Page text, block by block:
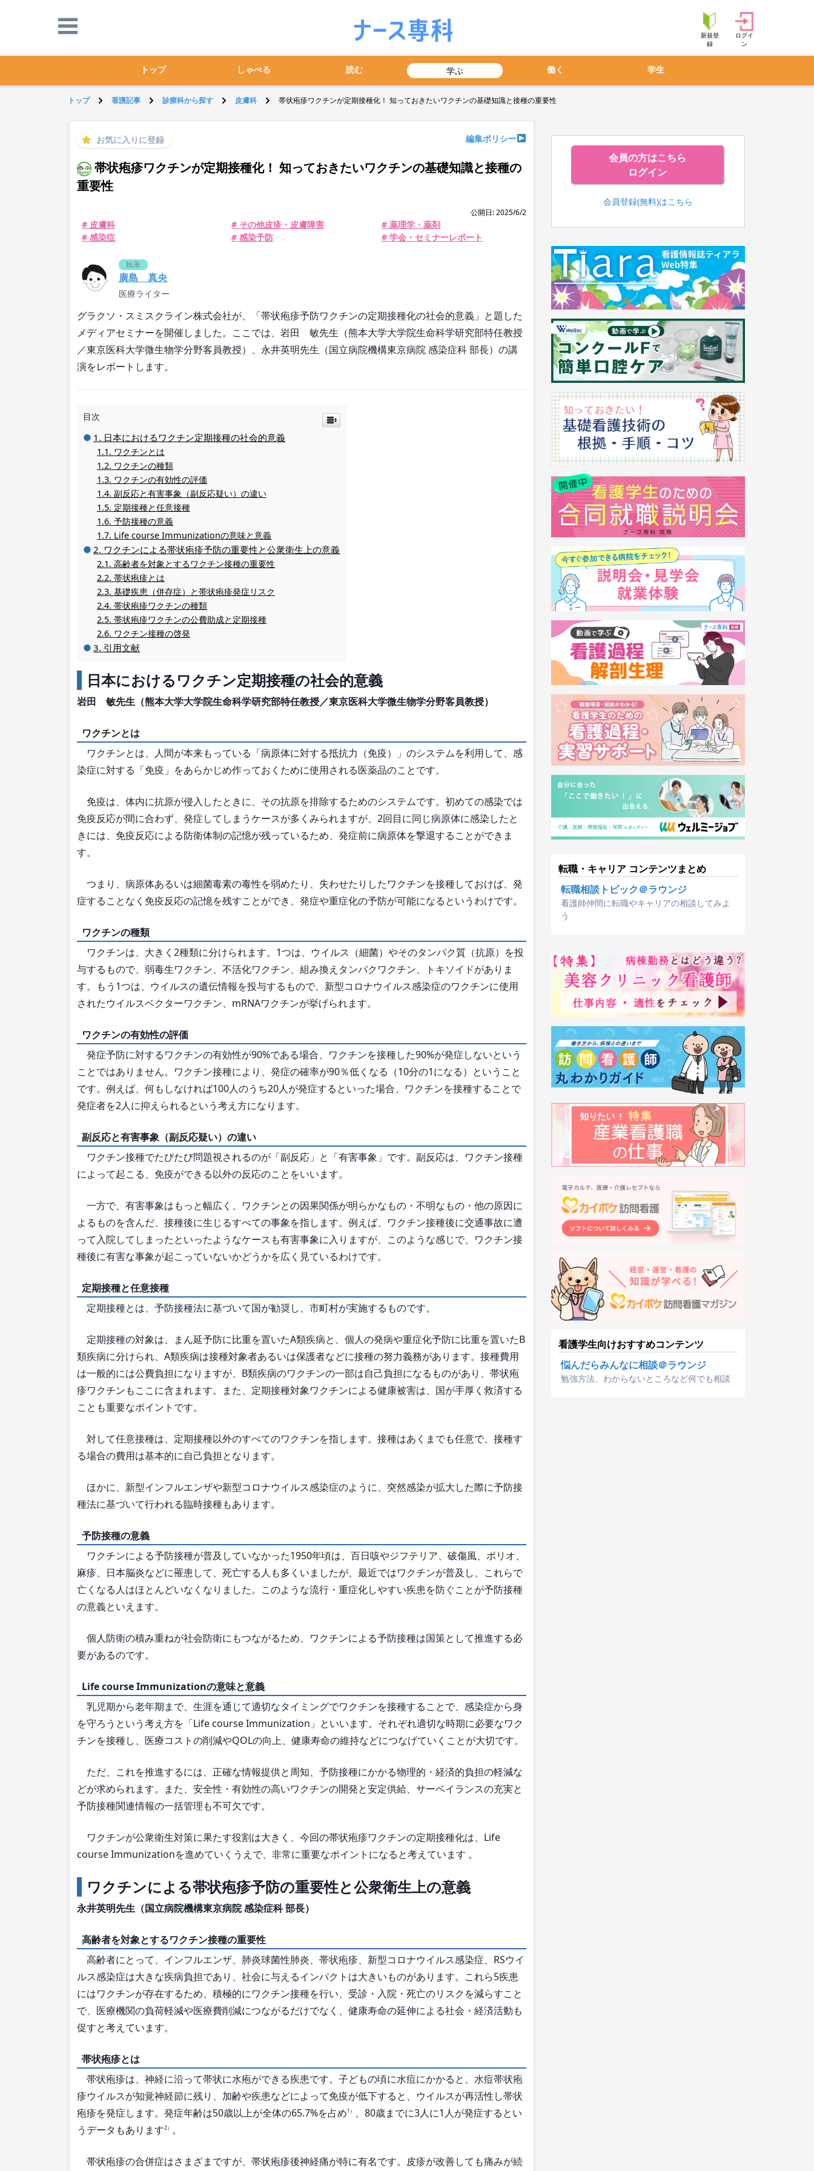
新規登
録
ログイ
ン
トップ しゃべる 読む 学ぶ 働く 学生
トップ 看護記事 診療科から探す 皮膚科 帯状疱疹ワクチンが定期接種化！ 知っておきたいワクチンの基礎知識と接種の重要性
お気に入りに登録 編集ポリシー
帯状疱疹ワクチンが定期接種化！ 知っておきたいワクチンの基礎知識と接種の
重要性
公開日: 2025/6/2
# 皮膚科 # その他皮疹・皮膚障害
# 薬理学・薬剤
# 感染症
# 感染予防 # 学会・セミナーレポート
執筆
廣島 真央
医療ライター
グラクソ・スミスクライン株式会社が、「帯状疱疹予防ワクチンの定期接種化の社会的意義」と題した
メディアセミナーを開催しました。ここでは、岩田 敏先生（熊本大学大学院生命科学研究部特任教授
／東京医科大学微生物学分野客員教授）、永井英明先生（国立病院機構東京病院 感染症科 部長）の講
演をレポートします。
目次
日本におけるワクチン定期接種の社会的意義
ワクチンとは
ワクチンの種類
ワクチンの有効性の評価
副反応と有害事象（副反応疑い）の違い
定期接種と任意接種
予防接種の意義
Life course Immunizationの意味と意義
ワクチンによる帯状疱疹予防の重要性と公衆衛生上の意義
高齢者を対象とするワクチン接種の重要性
帯状疱疹とは
基礎疾患（併存症）と帯状疱疹発症リスク
帯状疱疹ワクチンの種類
帯状疱疹ワクチンの公費助成と定期接種
ワクチン接種の啓発
引用文献
日本におけるワクチン定期接種の社会的意義
岩田 敏先生（熊本大学大学院生命科学研究部特任教授／東京医科大学微生物学分野客員教授）
ワクチンとは
ワクチンとは、人間が本来もっている「病原体に対する抵抗力（免疫）」のシステムを利用して、感
染症に対する「免疫」をあらかじめ作っておくために使用される医薬品のことです。
免疫は、体内に抗原が侵入したときに、その抗原を排除するためのシステムです。初めての感染では
免疫反応が間に合わず、発症してしまうケースが多くみられますが、2回目に同じ病原体に感染したと
きには、免疫反応による防衛体制の記憶が残っているため、発症前に病原体を撃退することができま
す。
つまり、病原体あるいは細菌毒素の毒性を弱めたり、失わせたりしたワクチンを接種しておけば、発
症することなく免疫反応の記憶を残すことができ、発症や重症化の予防が可能になるというわけです。
ワクチンの種類
ワクチンは、大きく2種類に分けられます。1つは、ウイルス（細菌）やそのタンパク質（抗原）を投
与するもので、弱毒生ワクチン、不活化ワクチン、組み換えタンパクワクチン、トキソイドがありま
す。もう1つは、ウイルスの遺伝情報を投与するもので、新型コロナウイルス感染症のワクチンに使用
されたウイルスベクターワクチン、mRNAワクチンが挙げられます。
ワクチンの有効性の評価
発症予防に対するワクチンの有効性が90%である場合、ワクチンを接種した90%が発症しないという
ことではありません。ワクチン接種により、発症の確率が90％低くなる（10分の1になる）ということ
です。例えば、何もしなければ100人のうち20人が発症するといった場合、ワクチンを接種することで
発症者を2人に抑えられるという考え方になります。
副反応と有害事象（副反応疑い）の違い
ワクチン接種でたびたび問題視されるのが「副反応」と「有害事象」です。副反応は、ワクチン接種
によって起こる、免疫ができる以外の反応のことをいいます。
一方で、有害事象はもっと幅広く、ワクチンとの因果関係が明らかなもの・不明なもの・他の原因に
よるものを含んだ、接種後に生じるすべての事象を指します。例えば、ワクチン接種後に交通事故に遭
って入院してしまったといったようなケースも有害事象に入りますが、このような感じで、ワクチン接
種後に有害な事象が起こっていないかどうかを広く見ているわけです。
定期接種と任意接種
定期接種とは、予防接種法に基づいて国が勧奨し、市町村が実施するものです。
定期接種の対象は、まん延予防に比重を置いたA類疾病と、個人の発病や重症化予防に比重を置いたB
類疾病に分けられ、A類疾病は接種対象者あるいは保護者などに接種の努力義務があります。接種費用
は一般的には公費負担になりますが、B類疾病のワクチンの一部は自己負担になるものがあり、帯状疱
疹ワクチンもここに含まれます。また、定期接種対象ワクチンによる健康被害は、国が手厚く救済する
ことも重要なポイントです。
対して任意接種は、定期接種以外のすべてのワクチンを指します。接種はあくまでも任意で、接種す
る場合の費用は基本的に自己負担となります。
ほかに、新型インフルエンザや新型コロナウイルス感染症のように、突然感染が拡大した際に予防接
種法に基づいて行われる臨時接種もあります。
予防接種の意義
ワクチンによる予防接種が普及していなかった1950年頃は、百日咳やジフテリア、破傷風、ポリオ、
麻疹、日本脳炎などに罹患して、死亡する人も多くいましたが、最近ではワクチンが普及し、これらで
亡くなる人はほとんどいなくなりました。このような流行・重症化しやすい疾患を防ぐことが予防接種
の意義といえます。
個人防衛の積み重ねが社会防衛にもつながるため、ワクチンによる予防接種は国策として推進する必
要があるのです。
Life course Immunizationの意味と意義
乳児期から老年期まで、生涯を通じて適切なタイミングでワクチンを接種することで、感染症から身
を守ろうという考え方を「Life course Immunization」といいます。それぞれ適切な時期に必要なワク
チンを接種し、医療コストの削減やQOLの向上、健康寿命の維持などにつなげていくことが大切です。
ただ、これを推進するには、正確な情報提供と周知、予防接種にかかる物理的・経済的負担の軽減な
どが求められます。また、安全性・有効性の高いワクチンの開発と安定供給、サーベイランスの充実と
予防接種関連情報の一括管理も不可欠です。
ワクチンが公衆衛生対策に果たす役割は大きく、今回の帯状疱疹ワクチンの定期接種化は、Life
course Immunizationを進めていくうえで、非常に重要なポイントになると考えています 。
ワクチンによる帯状疱疹予防の重要性と公衆衛生上の意義
永井英明先生（国立病院機構東京病院 感染症科 部長）
高齢者を対象とするワクチン接種の重要性
高齢者にとって、インフルエンザ、肺炎球菌性肺炎、帯状疱疹、新型コロナウイルス感染症、RSウイ
ルス感染症は大きな疾病負担であり、社会に与えるインパクトは大きいものがあります。これら5疾患
にはワクチンが存在するため、積極的にワクチン接種を行い、受診・入院・死亡のリスクを減らすこと
で、医療機関の負荷軽減や医療費削減につながるだけでなく、健康寿命の延伸による社会・経済活動も
促すと考えています。
帯状疱疹とは
帯状疱疹は、神経に沿って帯状に水疱ができる疾患です。子どもの頃に水痘にかかると、水痘帯状疱
疹ウイルスが知覚神経節に残り、加齢や疾患などによって免疫が低下すると、ウイルスが再活性し帯状
疱疹を発症します。発症年齢は50歳以上が全体の65.7%を占め1）
、80歳までに3人に1人が発症するとい
うデータもあります2） 。
帯状疱疹の合併症はさまざまですが、帯状疱疹後神経痛が特に有名です。皮疹が改善しても痛みが続
会員の方はこちら
ログイン
会員登録(無料)はこちら
転職・キャリア コンテンツまとめ
転職相談トピック＠ラウンジ
看護師仲間に転職やキャリアの相談してみよ
う
看護学生向けおすすめコンテンツ
悩んだらみんなに相談＠ラウンジ
勉強方法、わからないところなど何でも相談